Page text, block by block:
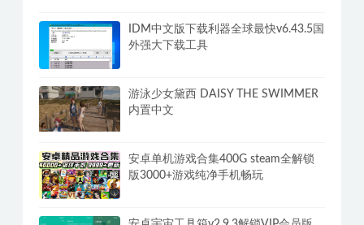
IDM中文版下载利器全球最快v6.43.5国
外强大下载工具
游泳少女黛西 DAISY THE SWIMMER
内置中文
安卓单机游戏合集400G steam全解锁
版3000+游戏纯净手机畅玩